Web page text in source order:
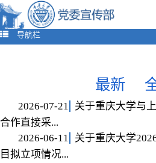
导航栏
最新
2026-07-21
关于重庆大学与
合作直接采...
2026-06-11
关于重庆大学
目拟立项情况...